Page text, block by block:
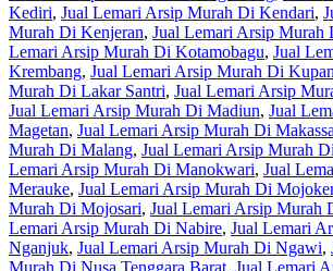
Kediri, Jual Lemari Arsip Murah Di Kendari,
Murah Di Kenjeran, Jual Lemari Arsip Murah
Lemari Arsip Murah Di Kotamobagu, Jual
Krembang, Jual Lemari Arsip Murah Di
Murah Di Lakar Santri, Jual Lemari Arsip
Jual Lemari Arsip Murah Di Madiun, Jual
Magetan, Jual Lemari Arsip Murah Di
Murah Di Malang, Jual Lemari Arsip Murah
Lemari Arsip Murah Di Manokwari, Jual
Merauke, Jual Lemari Arsip Murah Di
Murah Di Mojosari, Jual Lemari Arsip Murah
Lemari Arsip Murah Di Nabire, Jual Lemari
Nganjuk, Jual Lemari Arsip Murah Di Ngawi,
Murah Di Nusa Tenggara Barat, Jual Lemari